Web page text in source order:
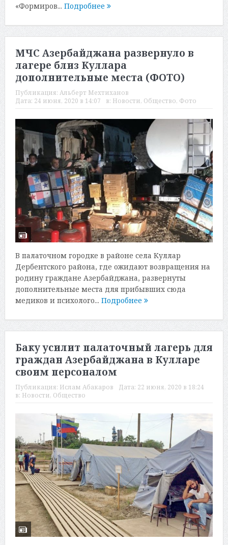
«Формиров... Подробнее
МЧС Азербайджана развернуло в
лагере близ Куллара
дополнительные места (ФОТО)
Публикация: Альберт Мехтиханов
Дата: 24 июня, 2020 в 14:07 в: Новости, Общество, Фото
В палаточном городке в районе села Куллар
Дербентского района, где ожидают возвращения на
родину граждане Азербайджана, развернуты
дополнительные места для прибывших сюда
медиков и психолого... Подробнее
Баку усилит палаточный лагерь для
граждан Азербайджана в Кулларе
своим персоналом
Публикация: Ислам Абакаров Дата: 22 июня, 2020 в 18:24
в: Новости, Общество